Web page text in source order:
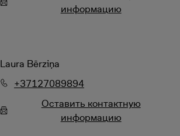
информацию
Laura Bērziņa
+37127089894
Oставить контактную
информацию